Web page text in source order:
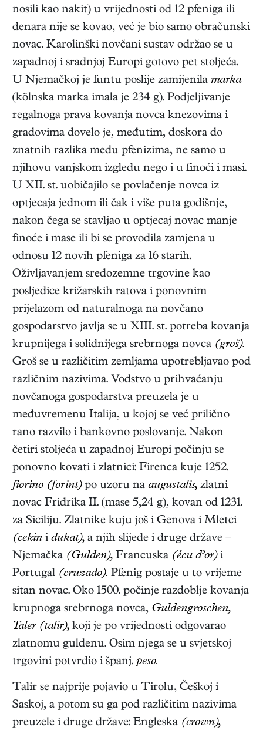
nosili kao nakit) u vrijednosti od 12 pfeniga ili
denara nije se kovao, već je bio samo obračunski
novac. Karolinški novčani sustav održao se u
zapadnoj i sradnjoj Europi gotovo pet stoljeća.
U Njemačkoj je funtu poslije zamijenila marka
(kölnska marka imala je 234 g). Podjeljivanje
regalnoga prava kovanja novca knezovima i
gradovima dovelo je, međutim, doskora do
znatnih razlika među pfenizima, ne samo u
njihovu vanjskom izgledu nego i u finoći i masi.
U XII. st. uobičajilo se povlačenje novca iz
optjecaja jednom ili čak i više puta godišnje,
nakon čega se stavljao u optjecaj novac manje
finoće i mase ili bi se provodila zamjena u
odnosu 12 novih pfeniga za 16 starih.
Oživljavanjem sredozemne trgovine kao
posljedice križarskih ratova i ponovnim
prijelazom od naturalnoga na novčano
gospodarstvo javlja se u XIII. st. potreba kovanja
krupnijega i solidnijega srebrnoga novca (groš).
Groš se u različitim zemljama upotrebljavao pod
različnim nazivima. Vodstvo u prihvaćanju
novčanoga gospodarstva preuzela je u
međuvremenu Italija, u kojoj se već prilično
rano razvilo i bankovno poslovanje. Nakon
četiri stoljeća u zapadnoj Europi počinju se
ponovno kovati i zlatnici: Firenca kuje 1252.
fiorino (forint)po uzoru na augustalis, zlatni
novac Fridrika II. (mase 5,24 g), kovan od 1231.
za Siciliju. Zlatnike kuju još i Genova i Mletci
(cekin i dukat), a njih slijede i druge države –
Njemačka (Gulden), Francuska (écu d’or)i
Portugal (cruzado). Pfenig postaje u to vrijeme
sitan novac. Oko 1500. počinje razdoblje kovanja
krupnoga srebrnoga novca, Guldengroschen,
Taler (talir), koji je po vrijednosti odgovarao
zlatnomu guldenu. Osim njega se u svjetskoj
trgovini potvrdio i španj. peso.
Talir se najprije pojavio u Tirolu, Češkoj i
Saskoj, a potom su ga pod različitim nazivima
preuzele i druge države: Engleska (crown),